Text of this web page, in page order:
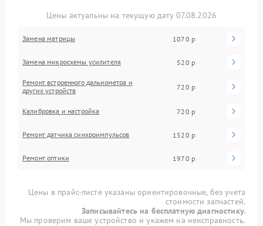
Цены актуальны на текущую дату 07.08.2026
Замена матрицы 1070 р
Замена микросхемы усилителя 520 р
Ремонт встроенного дальнометра и
других устройств
720 р
Калибровка и настройка 720 р
Ремонт датчика синхроимпульсов 1520 р
Ремонт оптики 1970 р
Цены в прайс-листе указаны ориентировочные, без учета
стоимости запчастей.
Записывайтесь на бесплатную диагностику.
Мы проверим ваше устройство и укажем на неисправность.